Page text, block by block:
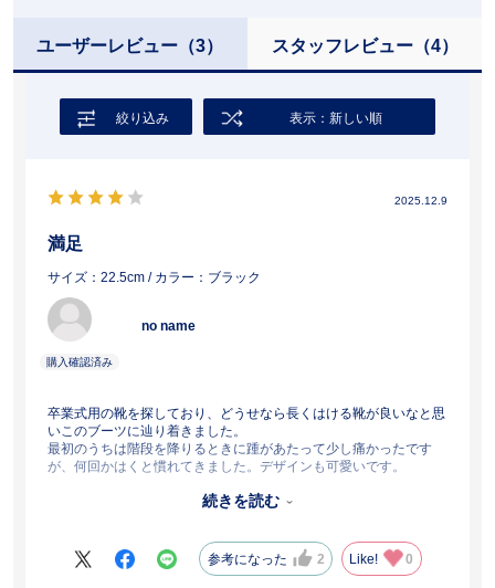
ユーザーレビュー （3） スタッフレビュー（4）
絞り込み 表示：新しい順
2025.12.9
満足
サイズ：22.5cm / カラー：ブラック
no name
卒業式用の靴を探しており、どうせなら長くはける靴が良いなと思
いこのブーツに辿り着きました。
最初のうちは階段を降りるときに踵があたって少し痛かったです
が、何回かはくと慣れてきました。デザインも可愛いです。
全天候OK、高いクオリティ、購入後3日以内での到着、全てに満足
続きを読む
参考になった 2 Like! 0